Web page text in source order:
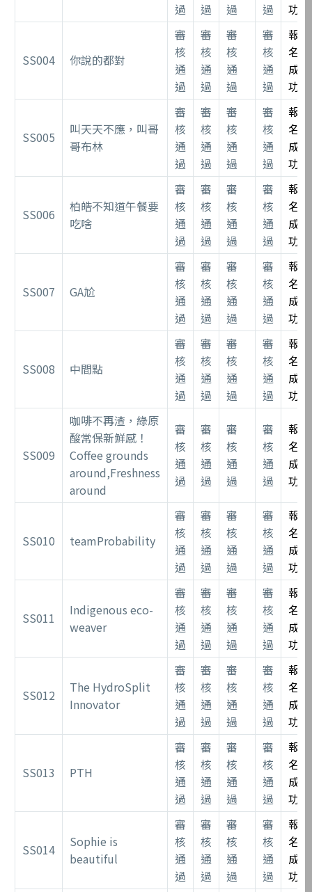
過
過
過
過
功
SS004 你說的都對
審
核
通
過
審
核
通
過
審
核
通
過
審
核
通
過
報
名
成
功
SS005
叫天天不應，叫哥
哥布林
審
核
通
過
審
核
通
過
審
核
通
過
審
核
通
過
報
名
成
功
SS006
柏皓不知道午餐要
吃啥
審
核
通
過
審
核
通
過
審
核
通
過
審
核
通
過
報
名
成
功
SS007 GA尬
審
核
通
過
審
核
通
過
審
核
通
過
審
核
通
過
報
名
成
功
SS008 中間點
審
核
通
過
審
核
通
過
審
核
通
過
審
核
通
過
報
名
成
功
SS009
咖啡不再渣，綠原
酸常保新鮮感！
Coffee grounds
around,Freshness
around
審
核
通
過
審
核
通
過
審
核
通
過
審
核
通
過
報
名
成
功
SS010 teamProbability
審
核
通
過
審
核
通
過
審
核
通
過
審
核
通
過
報
名
成
功
SS011
Indigenous eco-
weaver
審
核
通
過
審
核
通
過
審
核
通
過
審
核
通
過
報
名
成
功
SS012
The HydroSplit
Innovator
審
核
通
過
審
核
通
過
審
核
通
過
審
核
通
過
報
名
成
功
SS013 PTH
審
核
通
過
審
核
通
過
審
核
通
過
審
核
通
過
報
名
成
功
SS014
Sophie is
beautiful
審
核
通
過
審
核
通
過
審
核
通
過
審
核
通
過
報
名
成
功